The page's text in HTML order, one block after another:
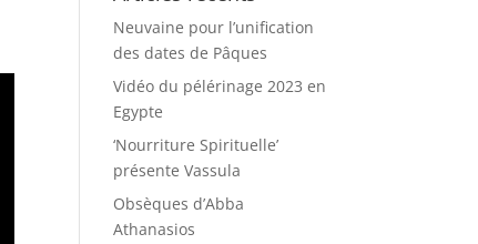
Neuvaine pour l’unification
des dates de Pâques
Vidéo du pélérinage 2023 en
Egypte
‘Nourriture Spirituelle’
présente Vassula
Obsèques d’Abba
Athanasios